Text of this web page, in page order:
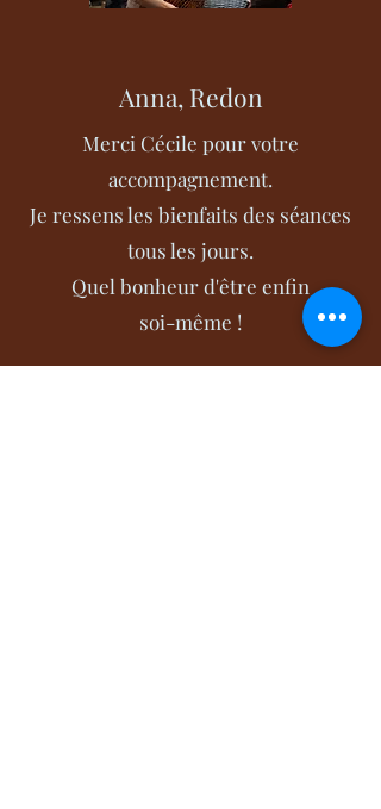
Anna, Redon
Merci Cécile pour votre
accompagnement.
Je ressens les bienfaits des séances
tous les jours.
Quel bonheur d'être enfin
soi-même !